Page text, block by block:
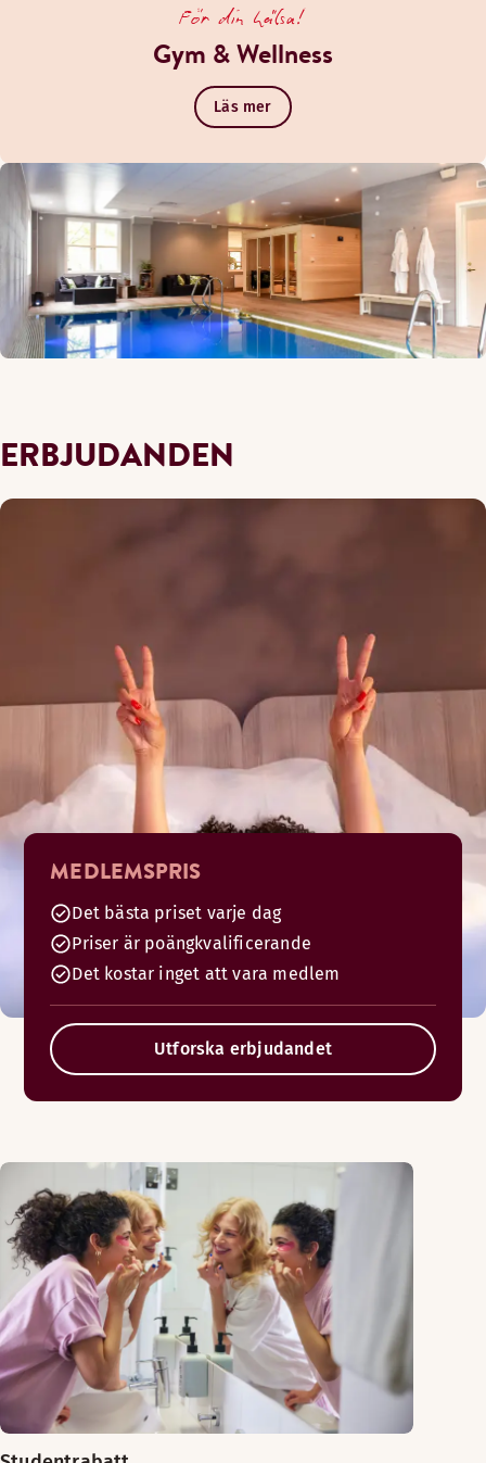
För din hälsa!
Gym & Wellness
Läs mer
ERBJUDANDEN
MEDLEMSPRIS
Det bästa priset varje dag
Priser är poängkvalificerande
Det kostar inget att vara medlem
Utforska erbjudandet